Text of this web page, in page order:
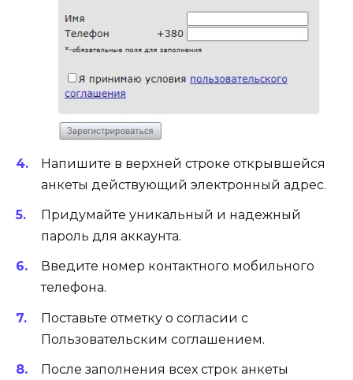
Напишите в верхней строке открывшейся
анкеты действующий электронный адрес.
Придумайте уникальный и надежный
пароль для аккаунта.
Введите номер контактного мобильного
телефона.
Поставьте отметку о согласии с
Пользовательским соглашением.
После заполнения всех строк анкеты